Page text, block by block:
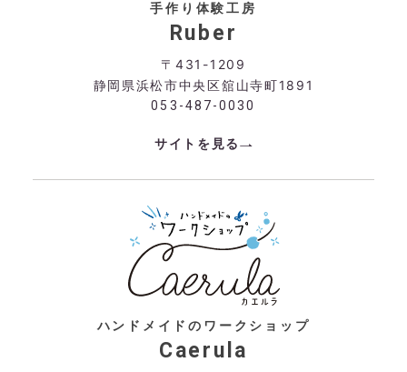
手作り体験工房
Ruber
〒431-1209
静岡県浜松市中央区舘山寺町1891
053-487-0030
サイトを見る
ハンドメイドのワークショップ
Caerula